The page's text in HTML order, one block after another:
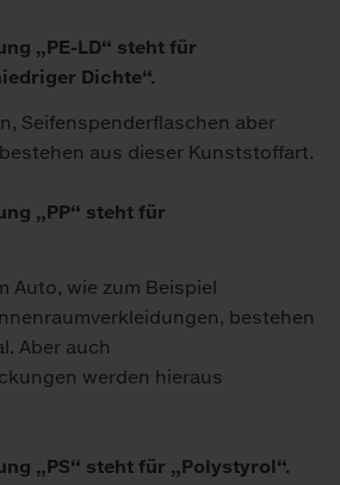
„PE-LD“ steht für
Dichte“.
Seifenspenderflaschen aber
aus dieser Kunststoffart.
„PP“ steht für
Auto, wie zum Beispiel
bestehen
Aber auch
werden hieraus
„PS“ steht für „Polystyrol“.